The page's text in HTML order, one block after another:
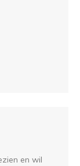
en wil